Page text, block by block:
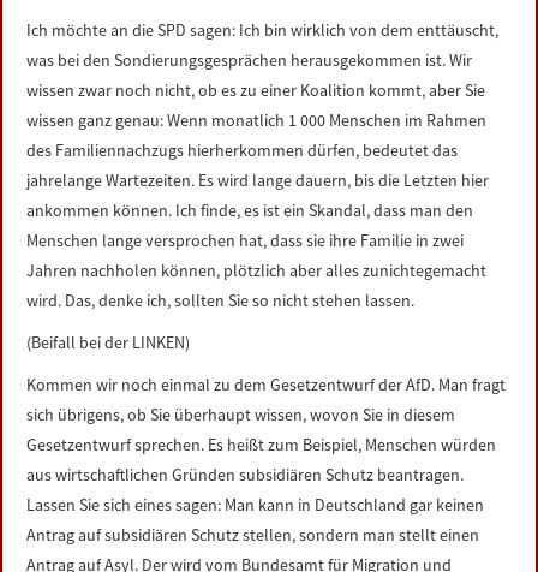
Ich möchte an die SPD sagen: Ich bin wirklich von dem enttäuscht,
was bei den Sondierungsgesprächen herausgekommen ist. Wir
wissen zwar noch nicht, ob es zu einer Koalition kommt, aber Sie
wissen ganz genau: Wenn monatlich 1 000 Menschen im Rahmen
des Familiennachzugs hierherkommen dürfen, bedeutet das
jahrelange Wartezeiten. Es wird lange dauern, bis die Letzten hier
ankommen können. Ich finde, es ist ein Skandal, dass man den
Menschen lange versprochen hat, dass sie ihre Familie in zwei
Jahren nachholen können, plötzlich aber alles zunichtegemacht
wird. Das, denke ich, sollten Sie so nicht stehen lassen.
(Beifall bei der LINKEN)
Kommen wir noch einmal zu dem Gesetzentwurf der AfD. Man fragt
sich übrigens, ob Sie überhaupt wissen, wovon Sie in diesem
Gesetzentwurf sprechen. Es heißt zum Beispiel, Menschen würden
aus wirtschaftlichen Gründen subsidiären Schutz beantragen.
Lassen Sie sich eines sagen: Man kann in Deutschland gar keinen
Antrag auf subsidiären Schutz stellen, sondern man stellt einen
Antrag auf Asyl. Der wird vom Bundesamt für Migration und